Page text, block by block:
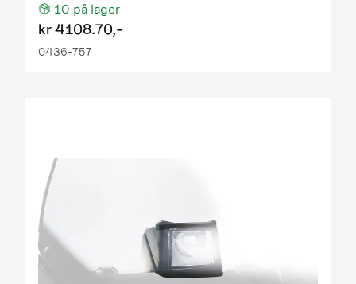
10 på lager
kr4108.70,-
0436-757